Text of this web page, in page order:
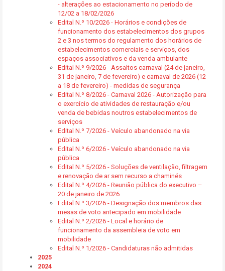
- alterações ao estacionamento no período de
12/02 a 18/02/2026
Edital N.º 10/2026 - Horários e condições de
funcionamento dos estabelecimentos dos grupos
2 e 3 nos termos do regulamento dos horários de
estabelecimentos comerciais e serviços, dos
espaços associativos e da venda ambulante
Edital N.º 9/2026 - Assaltos carnaval (24 de janeiro,
31 de janeiro, 7 de fevereiro) e carnaval de 2026 (12
a 18 de fevereiro) - medidas de segurança
Edital N.º 8/2026 - Carnaval 2026 - Autorização para
o exercício de atividades de restauração e/ou
venda de bebidas noutros estabelecimentos de
serviços
Edital N.º 7/2026 - Veículo abandonado na via
pública
Edital N.º 6/2026 - Veículo abandonado na via
pública
Edital N.º 5/2026 - Soluções de ventilação, filtragem
e renovação de ar sem recurso a chaminés
Edital N.º 4/2026 - Reunião pública do executivo –
20 de janeiro de 2026
Edital N.º 3/2026 - Designação dos membros das
mesas de voto antecipado em mobilidade
Edital N.º 2/2026 - Local e horário de
funcionamento da assembleia de voto em
mobilidade
Edital N.º 1/2026 - Candidaturas não admitidas
2025
2024